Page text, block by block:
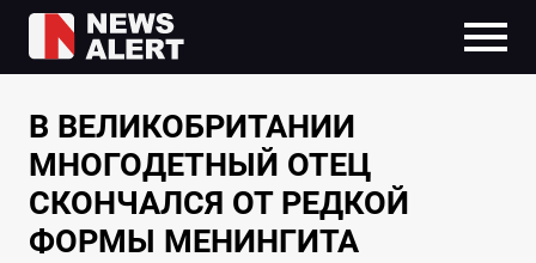
В ВЕЛИКОБРИТАНИИ
МНОГОДЕТНЫЙ ОТЕЦ
СКОНЧАЛСЯ ОТ РЕДКОЙ
ФОРМЫ МЕНИНГИТА